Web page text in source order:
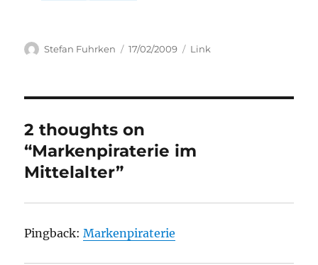
Author
Stefan Fuhrken
Posted
17/02/2009 Categories
Link
2 thoughts on
“Markenpiraterie im
Mittelalter”
Pingback:Markenpiraterie